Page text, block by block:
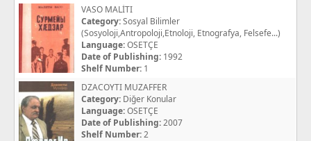
VASO MALİTI
Category:Sosyal Bilimler
(Sosyoloji,Antropoloji,Etnoloji, Etnografya, Felsefe...)
Language:OSETÇE
Date of Publishing: 1992
Shelf Number: 1
DZACOYTI MUZAFFER
Category: Diğer Konular
Language:OSETÇE
Date of Publishing:2007
Shelf Number:2